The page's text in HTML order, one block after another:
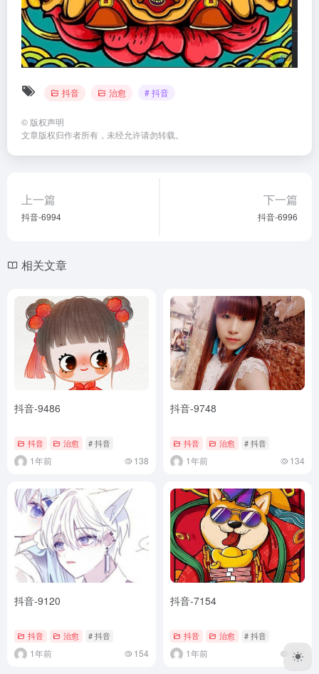
抖音 治愈 # 抖音
© 版权声明
文章版权归作者所有，未经允许请勿转载。
上一篇
抖音-6994
下一篇
抖音-6996
相关文章
抖音-9486
抖音 治愈 # 抖音
1年前 138
抖音-9748
抖音 治愈 # 抖音
1年前 134
抖音-9120
抖音 治愈 # 抖音
1年前 154
抖音-7154
抖音 治愈 # 抖音
1年前 142